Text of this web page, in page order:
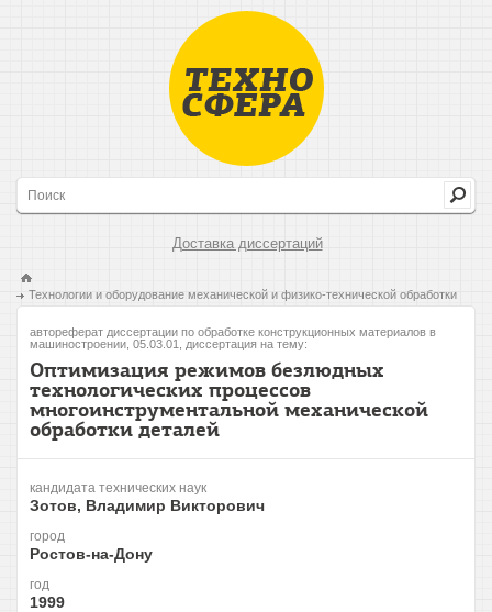
Доставка диссертаций
Технологии и оборудование механической и физико-технической обработки
автореферат диссертации по обработке конструкционных материалов в
машиностроении, 05.03.01, диссертация на тему:
Оптимизация режимов безлюдных
технологических процессов
многоинструментальной механической
обработки деталей
кандидата технических наук
Зотов, Владимир Викторович
город
Ростов-на-Дону
год
1999